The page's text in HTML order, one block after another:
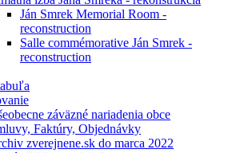
Ján Smrek Memorial Room -
reconstruction
Salle commémorative Ján Smrek -
reconstruction
záväzné nariadenia obce
Faktúry, Objednávky
zverejnene.sk do marca 2022